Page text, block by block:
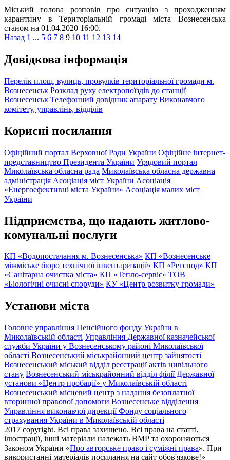
Міський голова розповів про ситуацію з проходженням
карантину в Територіальній громаді міста Вознесенська
станом на 01.04.2020 16:00.
Назад 1 ... 5 6 7 8 9 10 11 12 13 14
Довідкова інформація
Перелік площ, вулиць, провулків територіальної громади м.
Вознесенськ Розклад руху електропоїздів до станції
Вознесенськ Телефонний довідник апарату Виконавчого
комітету, управлінь, відділів
Корисні посилання
Офіційний портал Верховної Ради України Офіційне інтернет-
представництво Президента України Урядовий портал
Миколаївська обласна рада Миколаївська обласна державна
адміністрація Асоціація міст України Асоціація
«Енергоефективні міста України» Асоціація малих міст
України
Підприємства, що надають житлово-
комунальні послуги
КП «Водопостачання м. Вознесенська» КП «Вознесенське
міжміське бюро технічної інвентаризації» КП «Регспод» КП
«Санітарна очистка міста» КП «Тепло-сервіс» ТОВ
«Біологічні очисні споруди» КУ «Центр розвитку громади»
Установи міста
Головне управління Пенсійного фонду України в
Миколаївській області Управління Державної казначейської
служби України у Вознесенському районі Миколаївської
області Вознесенський міськрайонний центр зайнятості
Вознесенський міський відділ реєстрації актів цивільного
стану Вознесенський міськрайонний відділ філії Державної
установи «Центр пробації» у Миколаївській області
Вознесенський місцевий центр з надання безоплатної
вторинної правової допомоги Вознесенське відділення
Управління виконавчої дирекції Фонду соціального
страхування України в Миколаївській області
2017 copyright. Всі права захищено. Всі права на статті,
ілюстрації, інші матеріали належать ВМР та охороняються
Законом України «Про авторське право і суміжні права». При
використанні матеріалів посилання на сайт обов'язкове!»